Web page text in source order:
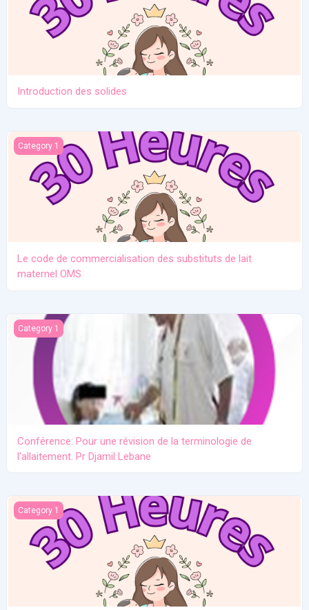
Introduction des solides
Le code de commercialisation des substituts de lait maternel
Category 1
Le code de commercialisation des substituts de lait
maternel OMS
Conférence: Pour une révision de la terminologie de l'allaitement.
Category 1
Conférence: Pour une révision de la terminologie de
l'allaitement. Pr Djamil Lebane
Les problèmes communs en allaitement maternel
Category 1